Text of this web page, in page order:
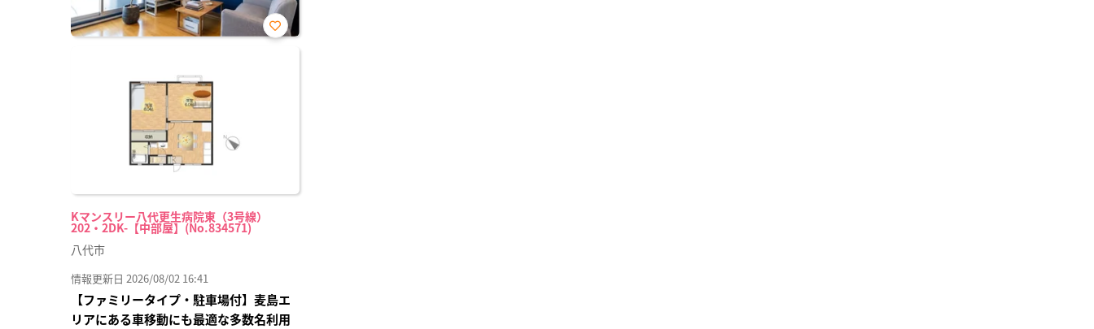
Kマンスリー八代更生病院東（3号線）
202・2DK-【中部屋】(No.834571)
お気
八代市
情報更新日 2026/08/02 16:41
【ファミリータイプ・駐車場付】麦島エ
リアにある車移動にも最適な多数名利用